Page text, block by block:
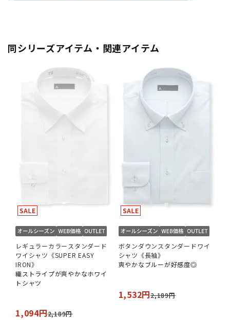
同シリーズアイテム・関連アイテム
レギュラーカラースタンダード
ワイシャツ《SUPER EASY
IRON》
織ストライプが爽やかなホワイ
トシャツ
1,094円2,189円
ボタンダウンスタンダードワイ
シャツ《長袖》
爽やかなブルーが好感度◎
1,532円2,189円